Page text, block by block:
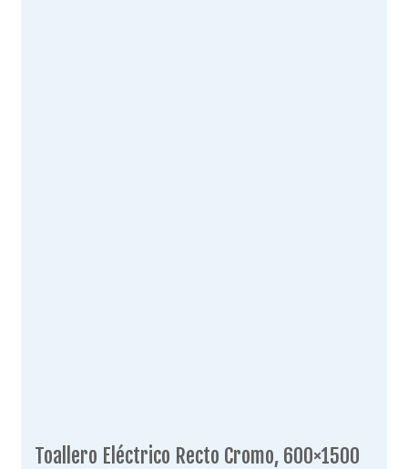
Toallero Eléctrico Recto Cromo, 600×1500